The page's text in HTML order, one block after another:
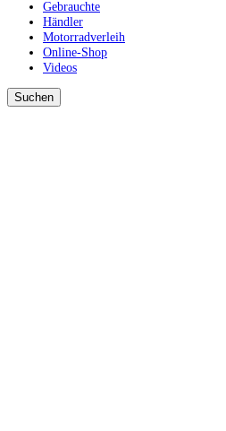
Gebrauchte
Händler
Motorradverleih
Online-Shop
Videos
Suchen